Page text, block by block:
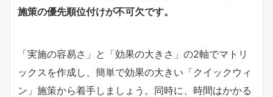
施策の優先順位付けが不可欠です。
「実施の容易さ」と「効果の大きさ」の2軸でマトリ
ックスを作成し、簡単で効果の大きい「クイックウィ
ン」施策から着手しましょう。同時に、時間はかかる